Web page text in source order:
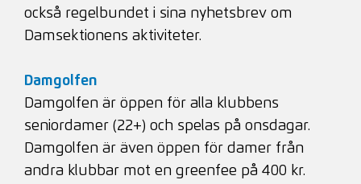
också regelbundet i sina nyhetsbrev om
Damsektionens aktiviteter.
Damgolfen
Damgolfen är öppen för alla klubbens
seniordamer (22+) och spelas på onsdagar.
Damgolfen är även öppen för damer från
andra klubbar mot en greenfee på 400 kr.